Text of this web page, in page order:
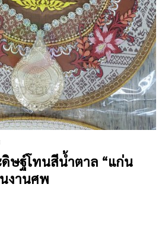
ษฐ์โทนสีน้ำตาล “แก่น
งานศพ